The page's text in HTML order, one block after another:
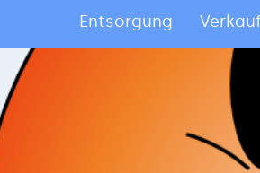
Entsorgung